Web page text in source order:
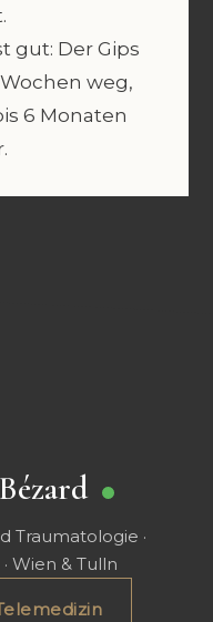
gut: Der Gips
weg,
6 Monaten
Traumatologie ·
Wien & Tulln